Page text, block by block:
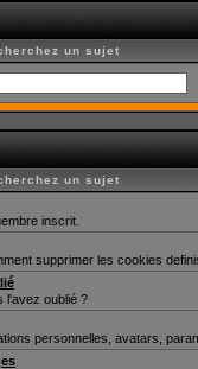
un sujet
un sujet
inscrit.
supprimer les cookies
l'avez oublié ?
personnelles, avatars,